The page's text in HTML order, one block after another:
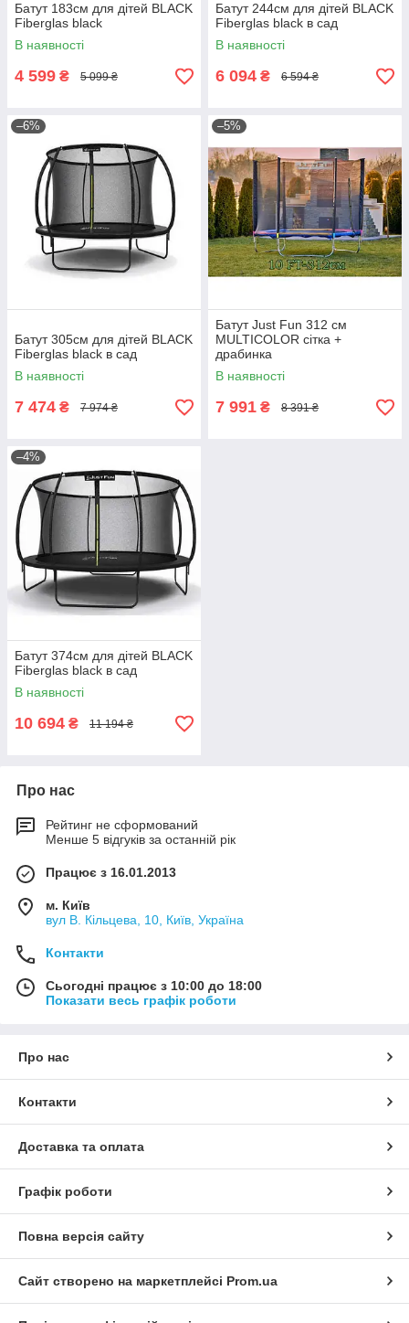
Батут 183см для дітей BLACK
Fiberglas black
В наявності
4 599 ₴ 5 099 ₴
Батут 244см для дітей BLACK
Fiberglas black в сад
В наявності
6 094 ₴ 6 594 ₴
–6%
Батут 305см для дітей BLACK
Fiberglas black в сад
В наявності
7 474 ₴ 7 974 ₴
–5%
Батут Just Fun 312 см
MULTICOLOR сітка +
драбинка
В наявності
7 991 ₴ 8 391 ₴
–4%
Батут 374см для дітей BLACK
Fiberglas black в сад
В наявності
10 694 ₴ 11 194 ₴
Про нас
Рейтинг не сформований
Менше 5 відгуків за останній рік
Працює з 16.01.2013
м. Київ
вул В. Кільцева, 10, Київ, Україна
Контакти
Сьогодні працює з 10:00 до 18:00
Показати весь графік роботи
Про нас
Контакти
Доставка та оплата
Графік роботи
Повна версія сайту
Сайт створено на маркетплейсі Prom.ua